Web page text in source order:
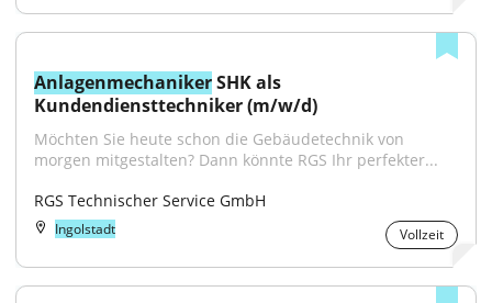
Anlagenmechaniker SHK als
Kundendiensttechniker (m/w/d)
Möchten Sie heute schon die Gebäudetechnik von
morgen mitgestalten? Dann könnte RGS Ihr perfekter...
RGS Technischer Service GmbH
Ingolstadt Vollzeit